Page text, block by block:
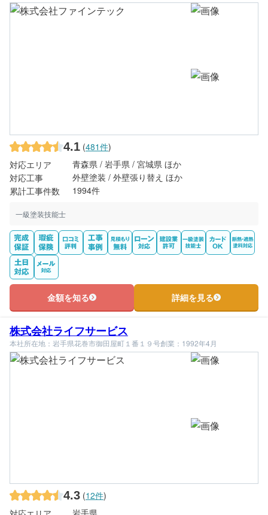
4.1 (481件)
対応エリア
青森県 / 岩手県 / 宮城県 ほか
対応工事
外壁塗装 / 外壁張り替え ほか
累計工事件数
1994件
一級塗装技能士
金額を知る 詳細を見る
株式会社ライフサービス
本社所在地：岩手県花巻市御田屋町１番１９号創業：1992年4月
4.3 (12件)